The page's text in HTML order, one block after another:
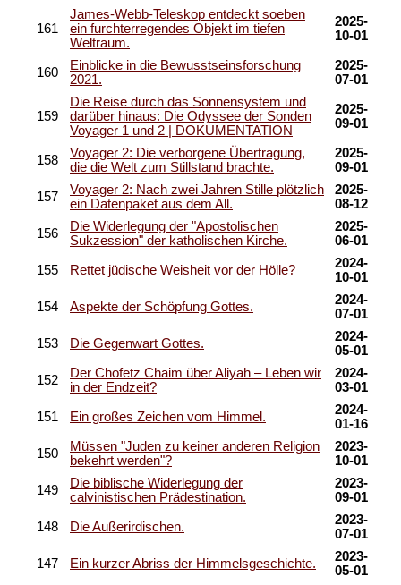
161
James-Webb-Teleskop entdeckt soeben
ein furchterregendes Objekt im tiefen
Weltraum.
2025-
10-01
160
Einblicke in die Bewusstseinsforschung
2021.
2025-
07-01
159
Die Reise durch das Sonnensystem und
darüber hinaus: Die Odyssee der Sonden
Voyager 1 und 2 | DOKUMENTATION
2025-
09-01
158
Voyager 2: Die verborgene Übertragung,
die die Welt zum Stillstand brachte.
2025-
09-01
157
Voyager 2: Nach zwei Jahren Stille plötzlich
ein Datenpaket aus dem All.
2025-
08-12
156
Die Widerlegung der "Apostolischen
Sukzession" der katholischen Kirche.
2025-
06-01
155 Rettet jüdische Weisheit vor der Hölle?
2024-
10-01
154 Aspekte der Schöpfung Gottes.
2024-
07-01
153 Die Gegenwart Gottes.
2024-
05-01
152
Der Chofetz Chaim über Aliyah – Leben wir
in der Endzeit?
2024-
03-01
151 Ein großes Zeichen vom Himmel.
2024-
01-16
150
Müssen "Juden zu keiner anderen Religion
bekehrt werden"?
2023-
10-01
149
Die biblische Widerlegung der
calvinistischen Prädestination.
2023-
09-01
148 Die Außerirdischen.
2023-
07-01
147 Ein kurzer Abriss der Himmelsgeschichte.
2023-
05-01